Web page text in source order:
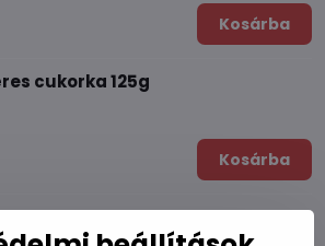
Kosárba
cukorka 125g
Kosárba
130g